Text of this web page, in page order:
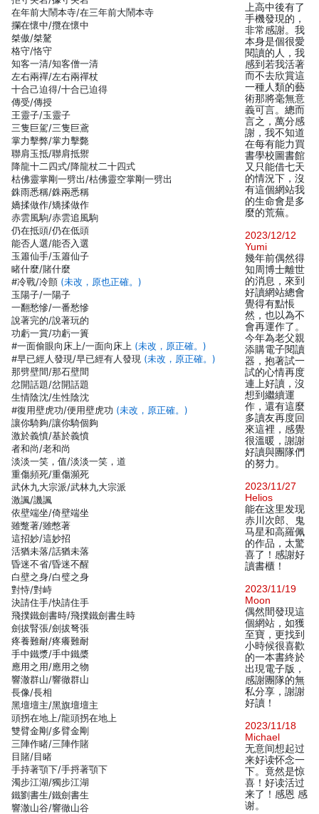
在年前大鬧本寺/在三年前大鬧本寺
攔在懷中/攬在懷中
桀傲/桀驁
格守/恪守
知客一清/知客僧一清
左右兩禪/左右兩禪杖
十合己迫得/十合已迫得
傳受/傳授
王靈子/玉靈子
三隻巨駕/三隻巨鳶
掌力擊弊/掌力擊斃
聯肩玉抵/聯肩抵禦
降龍十二四式/降龍杖二十四式
枯佛靈掌剛一劈出/枯佛靈空掌剛一劈出
銖雨悉稱/銖兩悉稱
嬌揉做作/矯揉做作
赤雲風駒/赤雲追風駒
仍在抵頭/仍在低頭
能否人選/能否入選
玉簫仙手/玉簫仙子
睹什麼/賭什麼
#冷戰/冷顫 (未改，原也正確。)
玉陽子/一陽子
一翻愁慘/一番愁慘
說著完的/說著玩的
功虧一賞/功虧一簣
#一面偷眼向床上/一面向床上 (未改，原正確。)
#早已經人發現/早已經有人發現 (未改，原正確。)
那劈壁間/那石壁間
忿開話題/岔開話題
生情陰沈/生性陰沈
#復用壁虎功/便用壁虎功 (未改，原正確。)
讓你騎夠/讓你騎個夠
激於義憤/基於義憤
者和尚/老和尚
淡淡一笑，值/淡淡一笑，道
重傷頻死/重傷瀕死
武休九大宗派/武林九大宗派
激諷/譏諷
依壁端坐/倚壁端坐
雖蹩著/雖憋著
這招妙/這妙招
活猶未落/話猶未落
昏迷不省/昏迷不醒
白壁之身/白璧之身
對恃/對峙
決請住手/快請住手
飛撲鐵劍書時/飛撲鐵劍書生時
劍拔腎張/劍拔弩張
疼養難耐/疼癢難耐
手中鐵漿/手中鐵槳
應用之用/應用之物
響澈群山/響徹群山
長像/長相
黑壇壇主/黑旗壇壇主
頭拐在地上/龍頭拐在地上
雙臂金剛/多臂金剛
三陣作睹/三陣作賭
目賭/目睹
手持著顎下/手捋著顎下
濁步江湖/獨步江湖
鐵劉書生/鐵劍書生
響澈山谷/響徹山谷
上高中後有了
手機發現的，
非常感謝。我
本身是個很愛
閱讀的人，我
感到若我活著
而不去欣賞這
一種人類的藝
術那將毫無意
義可言。總而
言之，萬分感
謝，我不知道
在每有能力買
書學校圖書館
又只能借七天
的情況下，沒
有這個網站我
的生命會是多
麼的荒蕪。
2023/12/12
Yumi
幾年前偶然得
知周博士離世
的消息，來到
好讀網站總會
覺得有點悵
然，也以為不
會再運作了。
今年為老父親
添購電子閱讀
器，抱著試一
試的心情再度
連上好讀，沒
想到繼續運
作，還有這麼
多讀友再度回
來這裡，感覺
很溫暖，謝謝
好讀與團隊們
的努力。
2023/11/27
Helios
能在这里发现
赤川次郎、鬼
马星和高羅佩
的作品，太驚
喜了！感謝好
讀書櫃！
2023/11/19
Moon
偶然間發現這
個網站，如獲
至寶，更找到
小時候很喜歡
的一本書終於
出現電子版，
感謝團隊的無
私分享，謝謝
好讀！
2023/11/18
Michael
无意间想起过
来好读怀念一
下。竟然是惊
喜！好读活过
来了！感恩 感
谢。